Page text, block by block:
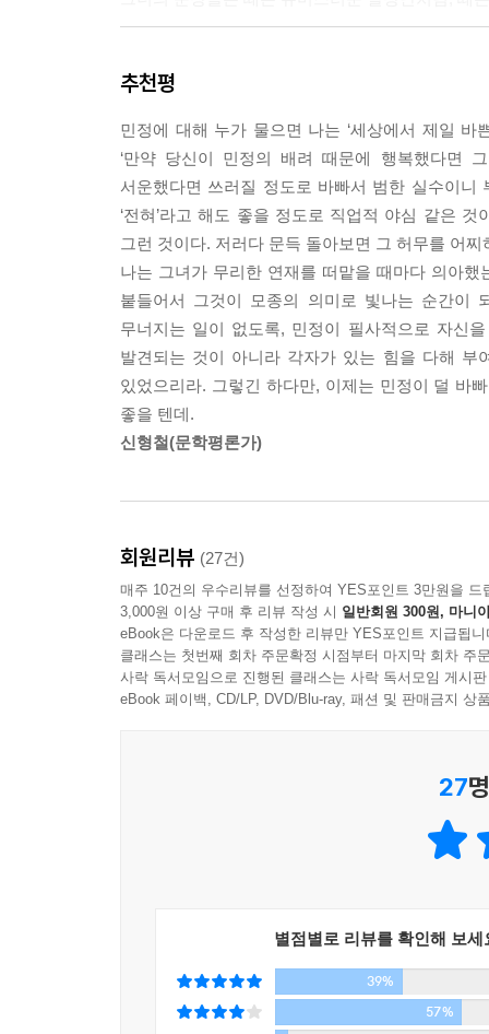
‘경이’라는 말의 경이
여전히 컹컹
나날이 동물원 나들이
이래서 마술이란 거예요
명명쟁이 엄마
세컨드가 퍼스트야
헛질의 아름다움, 헛발질
사단이고 사랑이라니까요
내 자유
다 꽃에 홀려 그래요
천국이네 김밥
내가 의자 사들이는 이유
일상다반사
왕십리
무구야, 순리야
모포 자랑 좀 하자면요
안경집, 왜 많겠어요
배하고 추의 맛이요
무릇 된장녀 말고 순정녀의 변이라 함은
있을 때 잘해, 엄마는 봉이야
귀이개 안 보이면 미쳐 죽는 날 있어요
어디서 무엇이 되어 다시 만나랴
살아가는 사람들 사이에서 느끼는 부대낌과 연
5부 [그 사랑, 그 사람]에서는 사랑에 대한 영감을
시와 또 다른, 일상의 언어로 깊은 공감을 이끌어
매일매일 반복되는 안도와 절망의 사다리 타기…….
시인의 눈에 비친 사회, 그 안의 당신과 나의 안부
김민정의 글에는 수많은 인물들이 두 가지 풍경
과일이든 작은 봉지에 담아 들고 현관 앞에 서
아저씨, 집안 대소사를 서로 챙겨가며 슈퍼 앞
살아가는 다정한 풍경이 그 첫 번째다.
가겟집 아줌마는 누가 누구네 아이인지 다 알았
의자를 서로 당겨줘가며 맥주에 마른 멸치를 곁들
[그 많던 한아름 슈퍼, 다 어디로 갔나] p.50-51.
다음 풍경은 사뭇 다르게 그려진다. 경비 아저
큰소리부터 치고 보는 사람들, 전기세가 아까우
노숙자, ‘우리는 그동안 무엇을 향해 그토록 억척
목숨을 버린 노부부의 사연에 가슴이 뜸뜬 것처
그토록 억척같이 살아왔는지 모르겠다”라고.
언저리를 뱅뱅 돌고 있는 탓이었다. 늦게 발견되
[우리는 그동안 무엇을 향해 그토록 억척같이 살아
그녀는 솔직히 고백한다. 자신 또한 다르지 않
일이라고. 그리고 다짐한다. 눈 쌓일 때면 피로
추천평
민정에 대해 누가 물으면 나는 ‘세상에서 제일
‘만약 당신이 민정의 배려 때문에 행복했다면
서운했다면 쓰러질 정도로 바빠서 범한 실수이니
‘전혀’라고 해도 좋을 정도로 직업적 야심 같은
그런 것이다. 저러다 문득 돌아보면 그 허무를 어
나는 그녀가 무리한 연재를 떠맡을 때마다 의아
붙들어서 그것이 모종의 의미로 빛나는 순간이
무너지는 일이 없도록, 민정이 필사적으로 자신
발견되는 것이 아니라 각자가 있는 힘을 다해
있었으리라. 그렇긴 하다만, 이제는 민정이 덜 바
좋을 텐데.
신형철(문학평론가)
회원리뷰 (27건)
매주 10건의 우수리뷰를 선정하여 YES포인트 3만원을 드
3,000원 이상 구매 후 리뷰 작성 시 일반회원 300원, 마니
eBook은 다운로드 후 작성한 리뷰만 YES포인트 지급됩니
클래스는 첫번째 회차 주문확정 시점부터 마지막 회차 주
사락 독서모임으로 진행된 클래스는 사락 독서모임 게시
eBook 페이백, CD/LP, DVD/Blu-ray, 패션 및 판매금지 상
27
별점별로 리뷰를 확인해 보세
39%
57%